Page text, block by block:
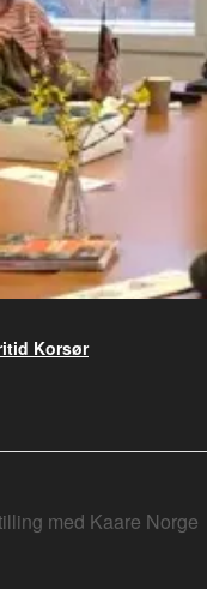
Korsør
med Kaare Norge